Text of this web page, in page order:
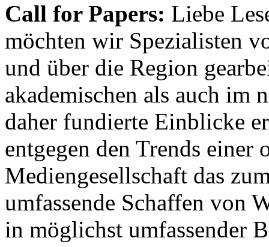
Call for Papers: Liebe
möchten wir Spezialisten
und über die Region
akademischen als auch im
daher fundierte Einblicke
entgegen den Trends einer
Mediengesellschaft das
umfassende Schaffen von
in möglichst umfassender